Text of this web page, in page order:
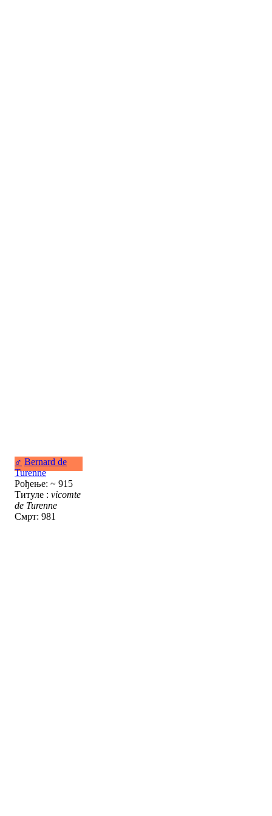
♂ Bernard de
Turenne
Рођење: ~ 915
Титуле : vicomte
de Turenne
Смрт: 981